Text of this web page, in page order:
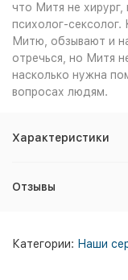
что Митя не
психолог-
Митю, обзывают и
отречься, но Митя
насколько нужна
вопросах людям.
Характеристики
Отзывы
Категории: Наши